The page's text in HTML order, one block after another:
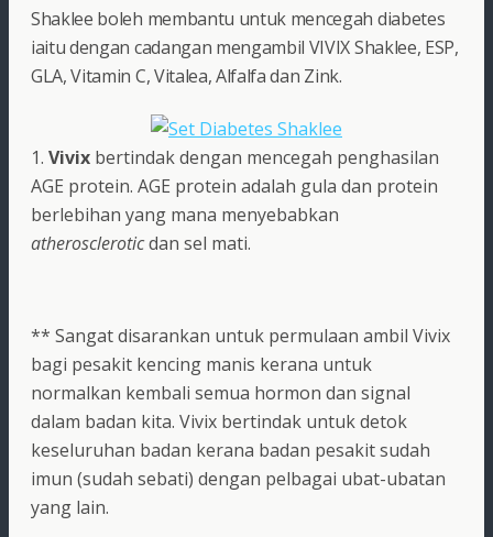
Shaklee boleh membantu untuk mencegah diabetes
iaitu dengan cadangan mengambil VIVIX Shaklee, ESP,
GLA, Vitamin C, Vitalea, Alfalfa dan Zink.
1. Vivix bertindak dengan mencegah penghasilan
AGE protein. AGE protein adalah gula dan protein
berlebihan yang mana menyebabkan
atheroscleroticdan sel mati.
** Sangat disarankan untuk permulaan ambil Vivix
bagi pesakit kencing manis kerana untuk
normalkan kembali semua hormon dan signal
dalam badan kita. Vivix bertindak untuk detok
keseluruhan badan kerana badan pesakit sudah
imun (sudah sebati) dengan pelbagai ubat-ubatan
yang lain.